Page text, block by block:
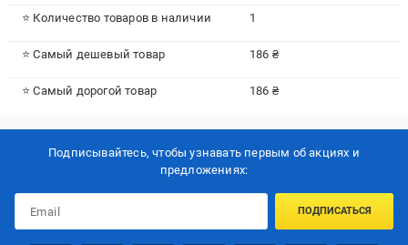
⭐ Количество товаров в наличии 1
⭐ Самый дешевый товар 186 ₴
⭐ Самый дорогой товар 186 ₴
Подписывайтесь, чтобы узнавать первым об акцияx и
предложениях:
ПОДПИСАТЬСЯ